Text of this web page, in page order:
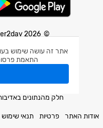
אתר זה עושה שימוש
התאמת
© 2026 Weather2day כל הזכויות שמורות
חלק מהנתונים
אודות האתר פרטיות תנאי שימוש